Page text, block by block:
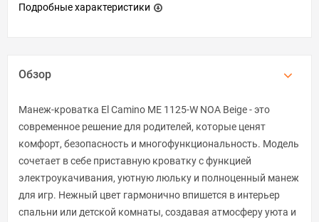
Подробные характеристики
Обзор
Манеж-кроватка El Camino ME 1125-W NOA Beige - это
современное решение для родителей, которые ценят
комфорт, безопасность и многофункциональность. Модель
сочетает в себе приставную кроватку с функцией
электроукачивания, уютную люльку и полноценный манеж
для игр. Нежный цвет гармонично впишется в интерьер
спальни или детской комнаты, создавая атмосферу уюта и